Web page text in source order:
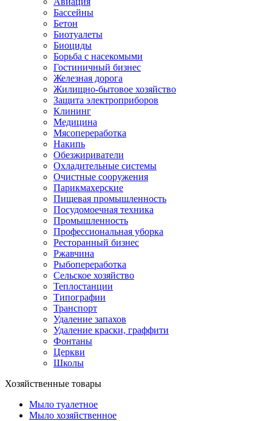
Бассейны
Бетон
Биотуалеты
Биоциды
Борьба с насекомыми
Гостиничный бизнес
Железная дорога
Жилищно-бытовое хозяйство
Защита электроприборов
Клининг
Медицина
Мясопереработка
Накипь
Обезжириватели
Охладительные системы
Очистные сооружения
Парикмахерские
Пищевая промышленность
Посудомоечная техника
Промышленность
Профессиональная уборка
Ресторанный бизнес
Ржавчина
Рыбопереработка
Сельское хозяйство
Теплостанции
Типографии
Транспорт
Удаление запахов
Удаление краски, граффити
Фонтаны
Церкви
Школы
Хозяйственные товары
Мыло туалетное
Мыло хозяйственное